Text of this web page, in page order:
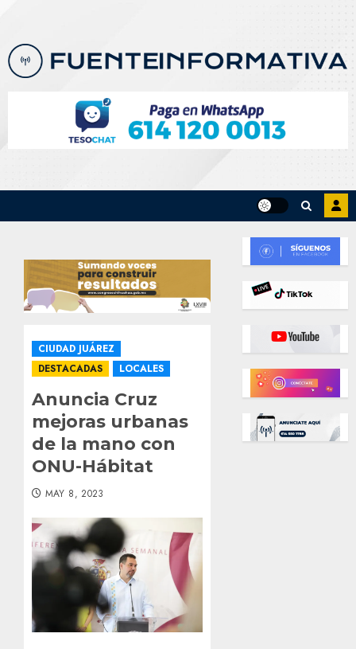
content
CIUDAD JUÁREZ
DESTACADAS
LOCALES
Anuncia Cruz
mejoras urbanas
de la mano con
ONU-Hábitat
MAY 8, 2023